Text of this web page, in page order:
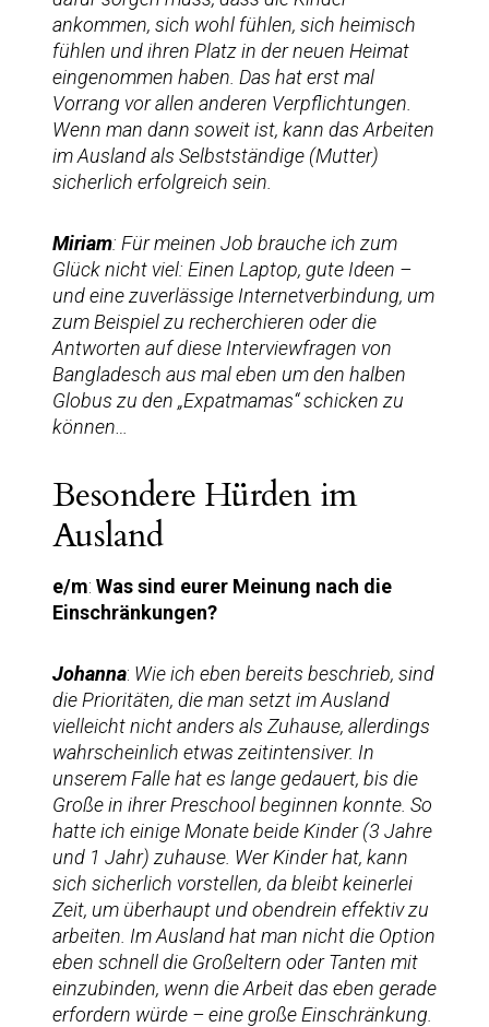
ankommen, sich wohl fühlen, sich heimisch
fühlen und ihren Platz in der neuen Heimat
eingenommen haben. Das hat erst mal
Vorrang vor allen anderen Verpflichtungen.
Wenn man dann soweit ist, kann das Arbeiten
im Ausland als Selbstständige (Mutter)
sicherlich erfolgreich sein.
Miriam: Für meinen Job brauche ich zum
Glück nicht viel: Einen Laptop, gute Ideen –
und eine zuverlässige Internetverbindung, um
zum Beispiel zu recherchieren oder die
Antworten auf diese Interviewfragen von
Bangladesch aus mal eben um den halben
Globus zu den „Expatmamas“ schicken zu
können…
Besondere Hürden im
Ausland
e/m: Was sind eurer Meinung nach die
Einschränkungen?
Johanna: Wie ich eben bereits beschrieb, sind
die Prioritäten, die man setzt im Ausland
vielleicht nicht anders als Zuhause, allerdings
wahrscheinlich etwas zeitintensiver. In
unserem Falle hat es lange gedauert, bis die
Große in ihrer Preschool beginnen konnte. So
hatte ich einige Monate beide Kinder (3 Jahre
und 1 Jahr) zuhause. Wer Kinder hat, kann
sich sicherlich vorstellen, da bleibt keinerlei
Zeit, um überhaupt und obendrein effektiv zu
arbeiten. Im Ausland hat man nicht die Option
eben schnell die Großeltern oder Tanten mit
einzubinden, wenn die Arbeit das eben gerade
erfordern würde – eine große Einschränkung.